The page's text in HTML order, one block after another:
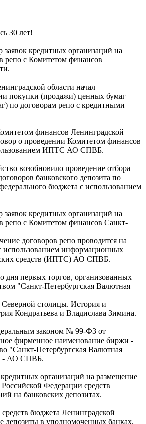
30 лет!
кредитных организаций на
репо с Комитетом финансов
области начал
покупки (продажи) ценных бумаг
по договорам репо с кредитными
финансов Ленинградской
о проведении Комитетом финансов
ИПТС АО СПВБ.
возобновило проведение отбора
банковского депозита по
бюджета с использованием
кредитных организаций на
репо с Комитетом финансов Санкт-
договоров репо проводится на
использованием информационных
средств (ИПТС) АО СПВБ.
дня первых торгов, организованных
"Санкт-Петербургская Валютная
столицы. История и
Кондратьева и Владислава Зимина.
законом № 99-ФЗ от
фирменное наименование биржи -
"Санкт-Петербургская Валютная
- АО СПВБ.
кредитных организаций на размещение
Федерации средств
на банковских депозитах.
бюджета Ленинградской
депозиты в уполномоченных банках.